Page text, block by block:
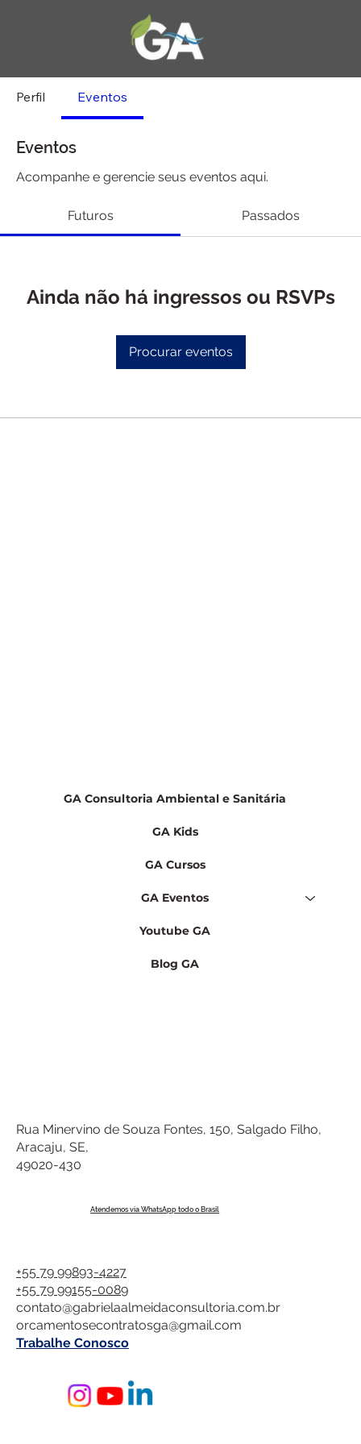
Perfil Eventos
Eventos
Acompanhe e gerencie seus eventos aqui.
Futuros Passados
Ainda não há ingressos ou RSVPs
Procurar eventos
GA Consultoria Ambiental e Sanitária
GA Kids
GA Cursos
GA Eventos
Youtube GA
Blog GA
Rua Minervino de Souza Fontes, 150, Salgado Filho,
Aracaju, SE,
49020-430
Atendemos via WhatsApp todo o Brasil
+55 79 99893-4227
+55 79 99155-0089
contato@gabrielaalmeidaconsultoria.com.br
orcamentosecontratosga@gmail.com
Trabalhe Conosco